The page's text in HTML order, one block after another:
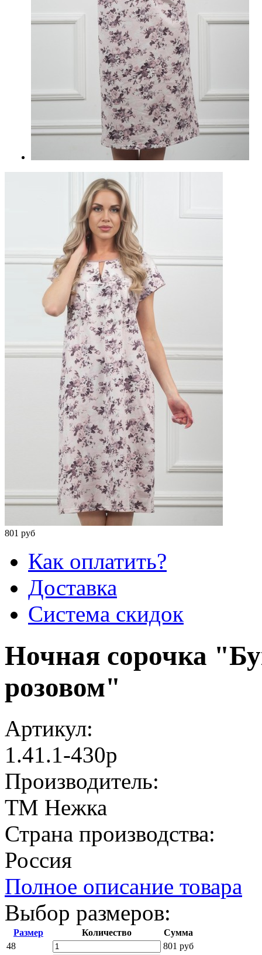
801 руб
Как оплатить?
Доставка
Система скидок
Ночная сорочка
розовом"
Артикул:
1.41.1-430р
Производитель:
ТМ Нежка
Страна производства:
Россия
Полное описание товара
Выбор размеров:
Размер Количество
Сумма
48
801 руб